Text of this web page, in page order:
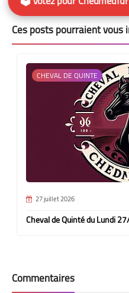
Ces posts pourraient vous
CHEVAL DE QUINTE
27 juillet 2026
Cheval de Quinté du Lundi
Commentaires